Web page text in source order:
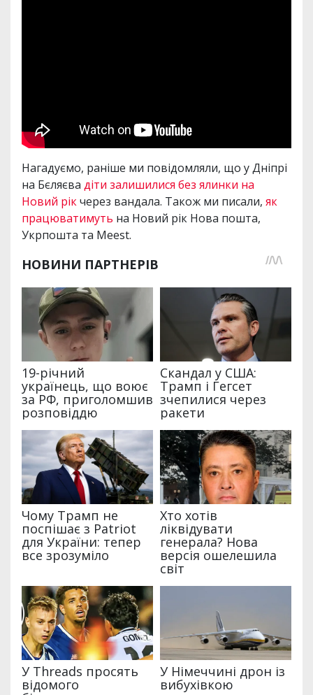
Нагадуємо, раніше ми повідомляли, що у Дніпрі
на Бєляєва діти залишилися без ялинки на
Новий рікчерез вандала. Також ми писали, як
працюватимуть на Новий рік Нова пошта,
Укрпошта та Meest.